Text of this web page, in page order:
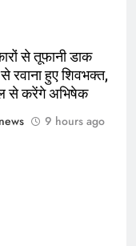
से तूफानी डाक
रवाना हुए शिवभक्त,
से करेंगे अभिषेक
9 hours ago